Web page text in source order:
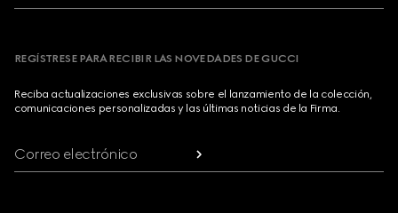
REGÍSTRESE PARA RECIBIR LAS NOVEDADES DE GUCCI
Reciba actualizaciones exclusivas sobre el lanzamiento de la colección,
comunicaciones personalizadas y las últimas noticias de la Firma.
Correo electrónico